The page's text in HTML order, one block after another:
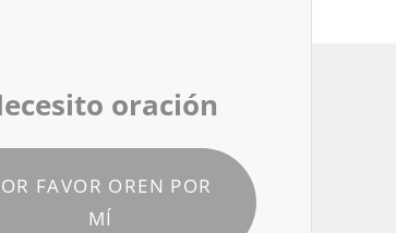
oración
FAVOR OREN POR
MÍ